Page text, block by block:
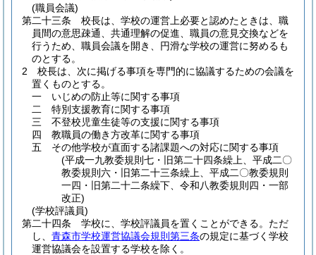
(職員会議)
第二十三条
校長は、学校の運営上必要と認めたときは、職
員間の意思疎通、共通理解の促進、職員の意見交換などを
行うため、職員会議を開き、円滑な学校の運営に努めるも
のとする。
2
校長は、次に掲げる事項を専門的に協議するための会議を
置くものとする。
一
いじめの防止等に関する事項
二
特別支援教育に関する事項
三
不登校児童生徒等の支援に関する事項
四
教職員の働き方改革に関する事項
五
その他学校が直面する諸課題への対応に関する事項
(平成一九教委規則七・旧第二十四条繰上、平成二〇
教委規則六・旧第二十三条繰上、平成二〇教委規則
一四・旧第二十二条繰下、令和八教委規則四・一部
改正)
(学校評議員)
第二十四条
学校に、学校評議員を置くことができる。 ただ
し、 青森市学校運営協議会規則第三条の規定に基づく学校
運営協議会を設置する学校を除く。